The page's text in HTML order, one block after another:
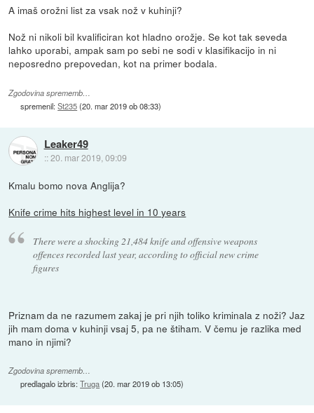
A imaš orožni list za vsak nož v kuhinji?
Nož ni nikoli bil kvalificiran kot hladno orožje. Se kot tak seveda
lahko uporabi, ampak sam po sebi ne sodi v klasifikacijo in ni
neposredno prepovedan, kot na primer bodala.
Zgodovina sprememb…
spremenil:St235(20. mar 2019 ob 08:33)
Leaker49
::20. mar 2019, 09:09
Kmalu bomo nova Anglija?
Knife crime hits highest level in 10 years
There were a shocking 21,484 knife and offensive weapons
offences recorded last year, according to official new crime
figures
Priznam da ne razumem zakaj je pri njih toliko kriminala z noži? Jaz
jih mam doma v kuhinji vsaj 5, pa ne štiham. V čemu je razlika med
mano in njimi?
Zgodovina sprememb…
predlagalo izbris:Truga(20. mar 2019 ob 13:05)